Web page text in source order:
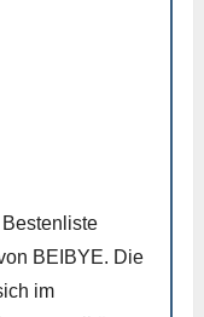
BEIBYE. Die
im